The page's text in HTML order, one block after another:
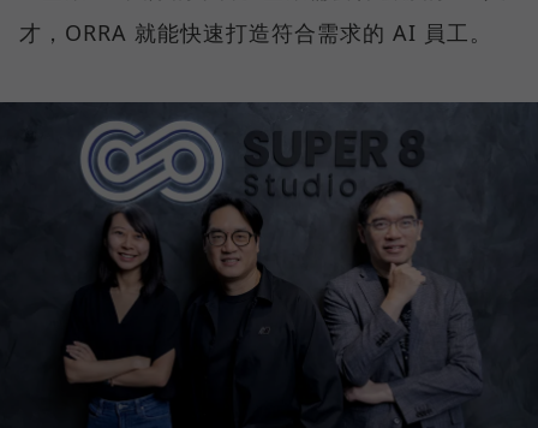
才，ORRA 就能快速打造符合需求的 AI 員工。